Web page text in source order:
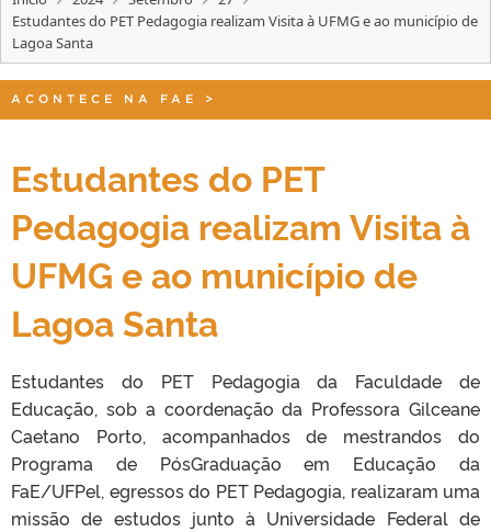
Estudantes do PET Pedagogia realizam Visita à UFMG e ao município de
Lagoa Santa
ACONTECE NA FAE >
Estudantes do PET
Pedagogia realizam Visita à
UFMG e ao município de
Lagoa Santa
Estudantes do PET Pedagogia da Faculdade de
Educação, sob a coordenação da Professora Gilceane
Caetano Porto, acompanhados de mestrandos do
Programa de PósGraduação em Educação da
FaE/UFPel, egressos do PET Pedagogia, realizaram uma
missão de estudos junto à Universidade Federal de